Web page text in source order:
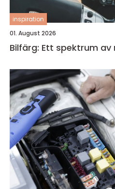
inspiration
01. August 2026
Bilfärg: Ett spektrum av